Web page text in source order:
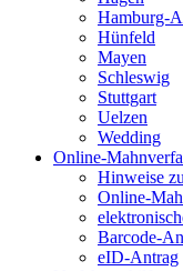
Hamburg-
Hünfeld
Mayen
Schleswig
Stuttgart
Uelzen
Wedding
Online-
Hinweise
Online-
Barcode-
eID-Antrag